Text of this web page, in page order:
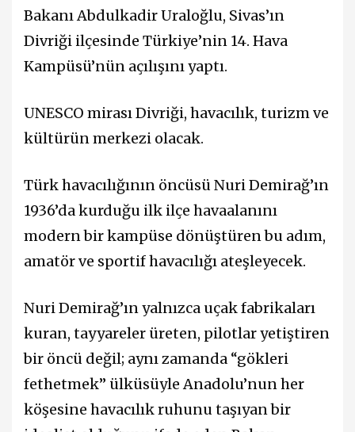
Bakanı Abdulkadir Uraloğlu, Sivas’ın
Divriği ilçesinde Türkiye’nin 14. Hava
Kampüsü’nün açılışını yaptı.
UNESCO mirası Divriği, havacılık, turizm ve
kültürün merkezi olacak.
Türk havacılığının öncüsü Nuri Demirağ’ın
1936’da kurduğu ilk ilçe havaalanını
modern bir kampüse dönüştüren bu adım,
amatör ve sportif havacılığı ateşleyecek.
Nuri Demirağ’ın yalnızca uçak fabrikaları
kuran, tayyareler üreten, pilotlar yetiştiren
bir öncü değil; aynı zamanda “gökleri
fethetmek” ülküsüyle Anadolu’nun her
köşesine havacılık ruhunu taşıyan bir